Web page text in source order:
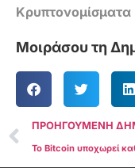
Κρυπτονομίσματα
Μοιράσου τη